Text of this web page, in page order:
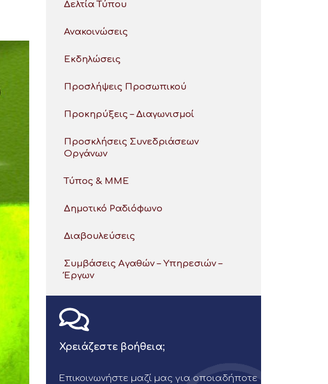
Δελτία Τύπου
Ανακοινώσεις
Εκδηλώσεις
Προσλήψεις Προσωπικού
Προκηρύξεις – Διαγωνισμοί
Προσκλήσεις Συνεδριάσεων
Οργάνων
Τύπος & ΜΜΕ
Δημοτικό Ραδιόφωνο
Διαβουλεύσεις
Συμβάσεις Αγαθών – Υπηρεσιών –
Έργων
Χρειάζεστε βοήθεια;
Επικοινωνήστε μαζί μας για οποιαδήποτε